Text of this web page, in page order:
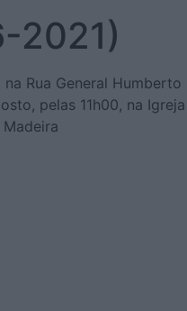
2021)
Rua General
pelas 11h00, na